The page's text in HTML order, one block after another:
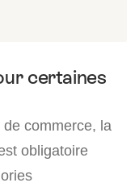
certaines
de commerce, la
obligatoire